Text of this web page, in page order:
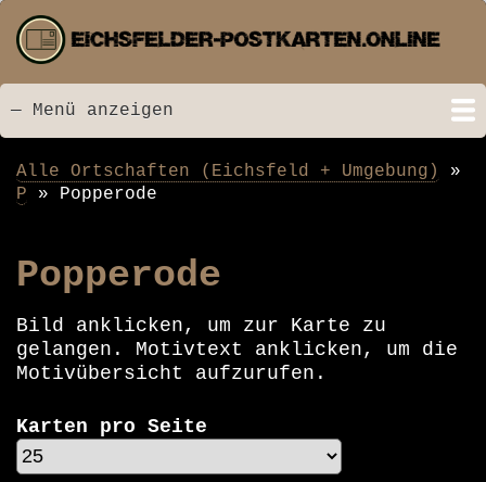
zum
Inhalt
Menü
— Menü anzeigen
Startseite
Neu hinzugefügt
Postkarten
Bildarchiv
Videos
Suche
Kontakt
Links
Spende
Pfadnavigation
Alle Ortschaften (Eichsfeld + Umgebung)
P
Popperode
Popperode
Bild anklicken, um zur Karte zu
gelangen. Motivtext anklicken, um die
Motivübersicht aufzurufen.
Karten pro Seite